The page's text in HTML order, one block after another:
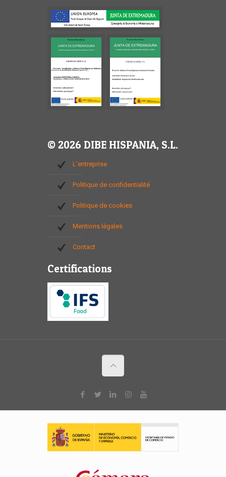
© 2026 DIBE HISPANIA, S.L.
L’entreprise
Politique de confidentialité
Politique de cookies
Mentions légales
Contact
Certifications